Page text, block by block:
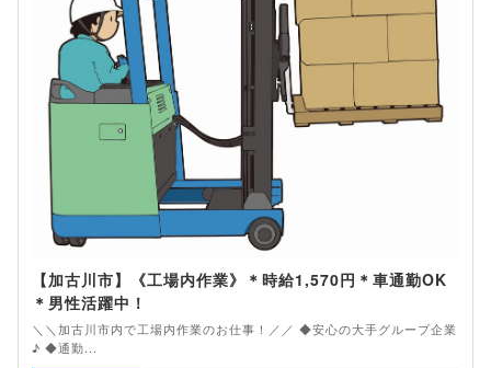
【加古川市】《工場内作業》＊時給1,570円＊車通勤OK
＊男性活躍中！
＼＼加古川市内で工場内作業のお仕事！／／ ◆安心の大手グループ企業
♪ ◆通勤...